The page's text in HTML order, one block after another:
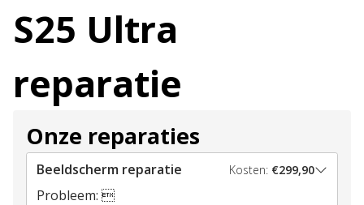
S25 Ultra
reparatie
Onze reparaties
Beeldscherm reparatie Kosten: €299,90
Probleem: 